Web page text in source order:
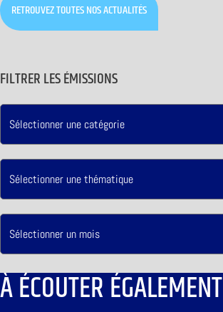
RETROUVEZ TOUTES NOS ACTUALITÉS
FILTRER LES ÉMISSIONS
À ÉCOUTER ÉGALEMENT